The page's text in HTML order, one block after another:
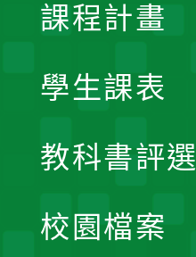
課程計畫
學生課表
教科書評選
校園檔案